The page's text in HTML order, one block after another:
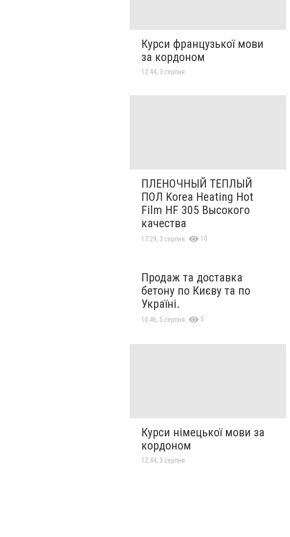
Курси французької мови
за кордоном
12:44, 3 серпня
ПЛЕНОЧНЫЙ ТЕПЛЫЙ
ПОЛ Korea Heating Hot
Film HF 305 Высокого
качества
17:29, 3 серпня 10
Продаж та доставка
бетону по Києву та по
Україні.
10:46, 5 серпня 5
Курси німецької мови за
кордоном
12:44, 3 серпня